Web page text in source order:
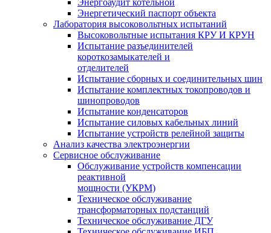
Энергоаудит котельной
Энергетический паспорт объекта
Лаборатория высоковольтных испытаний
Высоковольтные испытания КРУ И КРУН
Испытание разъединителей
короткозамыкателей и
отделителей
Испытание сборных и соединительных шин
Испытание комплектных токопроводов и
шинопроводов
Испытание конденсаторов
Испытание силовых кабельных линий
Испытание устройств релейной защиты
Анализ качества электроэнергии
Сервисное обслуживание
Обслуживание устройств компенсации
реактивной
мощности (УКРМ)
Техническое обслуживание
трансформаторных подстанций
Техническое обслуживание ДГУ